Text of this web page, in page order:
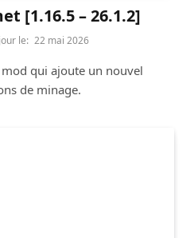
[1.16.5 – 26.1.2]
le: 22 mai 2026
qui ajoute un nouvel
de minage.